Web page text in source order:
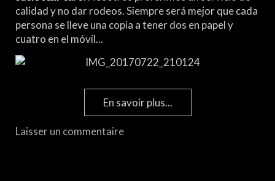
calidad y no dar rodeos. Siempre será mejor que cada
persona se lleve una copia a tener dos en papel y
cuatro en el móvil...
En savoir plus...
Laisser un commentaire